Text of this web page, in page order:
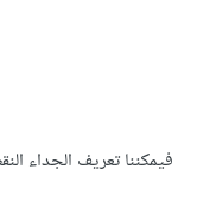
فيمكننا تعريف الجداء